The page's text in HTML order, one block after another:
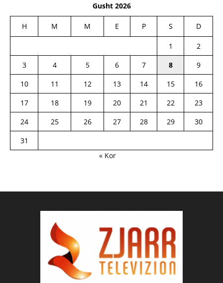
Gusht 2026
H M M E P S D
1
2
3
4 5 6 7 8
9
10
11 12 13 14 15
16
17
18 19 20 21 22
23
24
25 26 27 28 29
30
31
« Kor